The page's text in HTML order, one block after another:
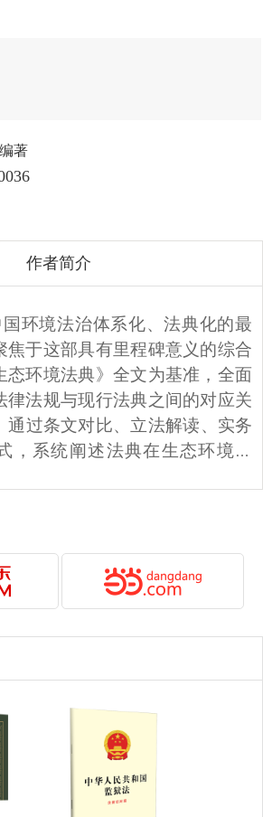
著
作者简介
国环境法治体系化、法典化的最
焦于这部具有里程碑意义的综合
态环境法典》全文为基准，全面
律法规与现行法典之间的对应关
通过条文对比、立法解读、 实务
，系统阐述法典在生态环境保
，也可作为司法、执法、企业
务参考书。